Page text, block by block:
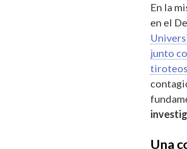
En la
en el
junto
Una